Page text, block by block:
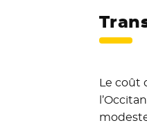
Le coût